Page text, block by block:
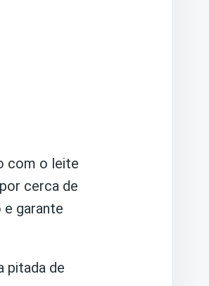
com o leite
cerca de
garante
pitada de